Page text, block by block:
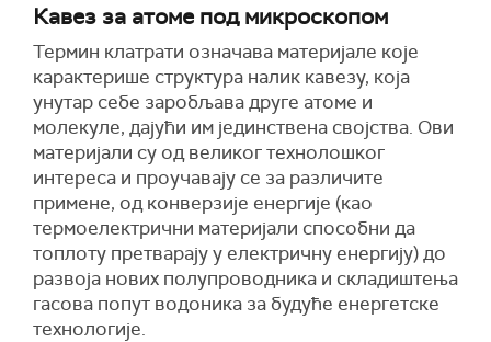
Кавез за атоме под микроскопом
Термин клатрати означава материјале које
карактерише структура налик кавезу, која
унутар себе заробљава друге атоме и
молекуле, дајући им јединствена својства. Ови
материјали су од великог технолошког
интереса и проучавају се за различите
примене, од конверзије енергије (као
термоелектрични материјали способни да
топлоту претварају у електричну енергију) до
развоја нових полупроводника и складиштења
гасова попут водоника за будуће енергетске
технологије.